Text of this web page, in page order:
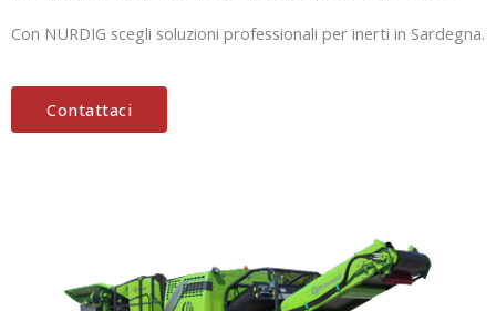
Con NURDIG scegli soluzioni professionali per inerti in Sardegna.
Contattaci